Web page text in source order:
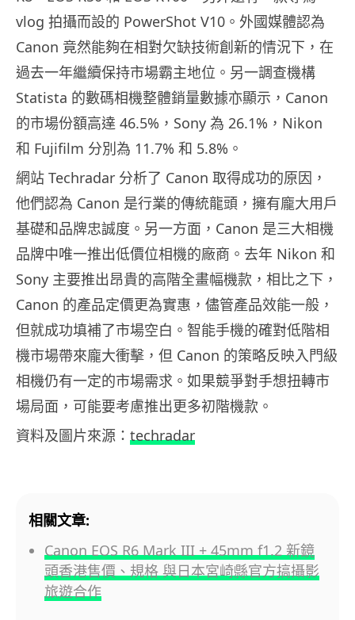
vlog 拍攝而設的 PowerShot V10。外國媒體認為
Canon 竟然能夠在相對欠缺技術創新的情況下，在
過去一年繼續保持市場霸主地位。另一調查機構
Statista 的數碼相機整體銷量數據亦顯示，Canon
的市場份額高達 46.5%，Sony 為 26.1%，Nikon
和 Fujifilm 分別為 11.7% 和 5.8%。
網站 Techradar 分析了 Canon 取得成功的原因，
他們認為 Canon 是行業的傳統龍頭，擁有龐大用戶
基礎和品牌忠誠度。另一方面，Canon 是三大相機
品牌中唯一推出低價位相機的廠商。去年 Nikon 和
Sony 主要推出昂貴的高階全畫幅機款，相比之下，
Canon 的產品定價更為實惠，儘管產品效能一般，
但就成功填補了市場空白。智能手機的確對低階相
機市場帶來龐大衝擊，但 Canon 的策略反映入門級
相機仍有一定的市場需求。如果競爭對手想扭轉市
場局面，可能要考慮推出更多初階機款。
資料及圖片來源： techradar
相關文章:
Canon EOS R6 Mark III + 45mm f1.2 新鏡
頭香港售價、規格 與日本宮崎縣官方搞攝影
旅遊合作